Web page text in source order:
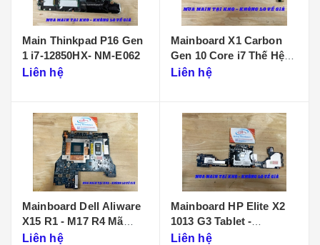
Main Thinkpad P16 Gen
1 i7-12850HX- NM-E062
Liên hệ
Mainboard X1 Carbon
Gen 10 Core i7 Thế Hệ
12 - NM-D961
Liên hệ
Mainboard Dell Aliware
X15 R1 - M17 R4 Mã
Main LA-K471P
Liên hệ
Mainboard HP Elite X2
1013 G3 Tablet -
DA0D99MBAI0
Liên hệ